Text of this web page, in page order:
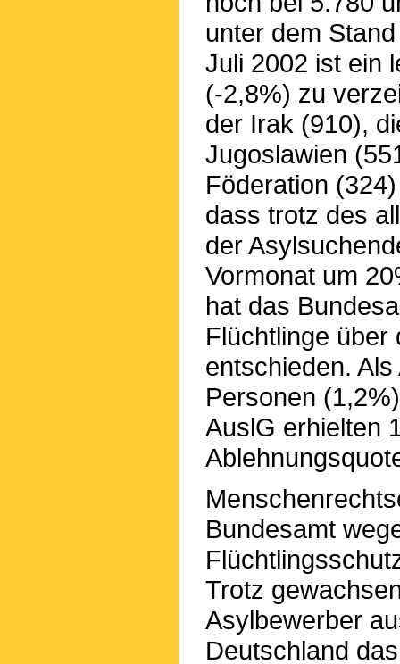
unter dem
Juli 2002 ist ein
(-2,8%) zu
der Irak (910),
Jugoslawien
Föderation
dass trotz des
der
Vormonat um
hat das
Flüchtlinge über
entschieden.
Personen
AuslG erhielten
Bundesamt
Trotz
Asylbewerber
Deutschland